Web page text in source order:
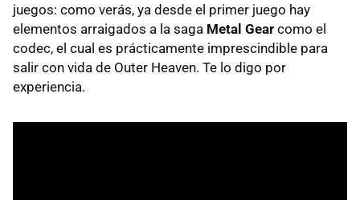
juegos: como verás, ya desde el primer juego hay
elementos arraigados a la saga Metal Gear como el
codec, el cual es prácticamente imprescindible para
salir con vida de Outer Heaven. Te lo digo por
experiencia.